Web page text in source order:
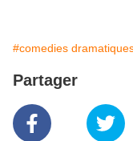
#comedies
Partager